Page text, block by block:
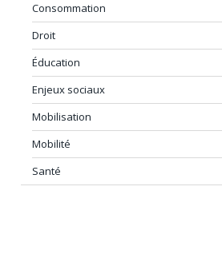
Consommation
Droit
Éducation
Enjeux sociaux
Mobilisation
Mobilité
Santé